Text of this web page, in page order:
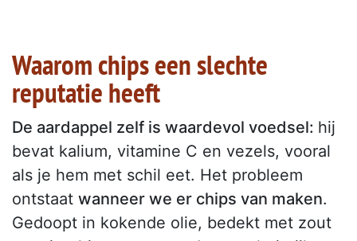
Waarom chips een slechte
reputatie heeft
De aardappel zelf is waardevol voedsel: hij
bevat kalium, vitamine C en vezels, vooral
als je hem met schil eet. Het probleem
ontstaat wanneer we er chips van maken.
Gedoopt in kokende olie, bedekt met zout